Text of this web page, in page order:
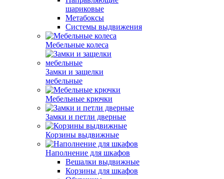
шариковые
Метабоксы
Системы выдвижения
Мебельные колеса
Замки и защелки
мебельные
Мебельные крючки
Замки и петли дверные
Корзины выдвижные
Наполнение для шкафов
Вешалки выдвижные
Корзины для шкафов